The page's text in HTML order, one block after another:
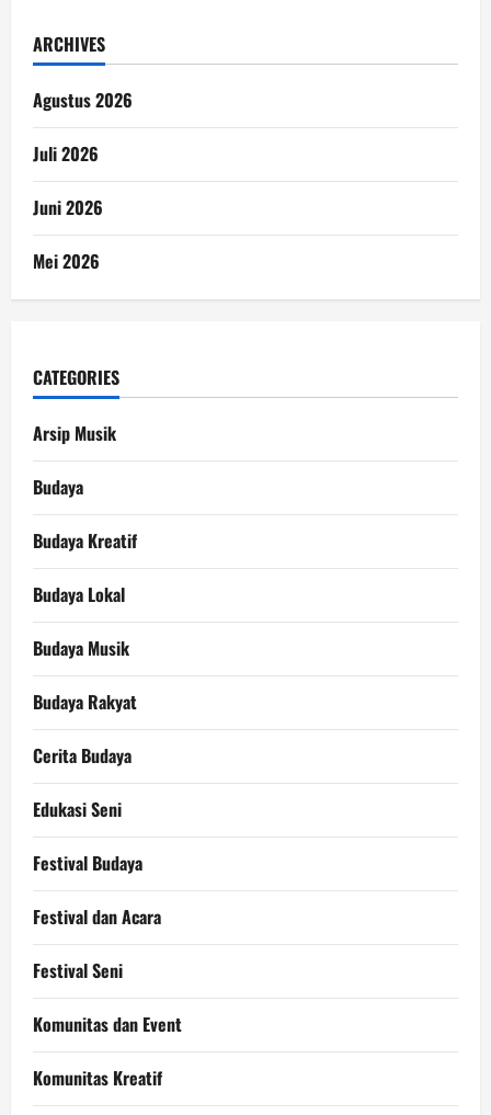
ARCHIVES
Agustus 2026
Juli 2026
Juni 2026
Mei 2026
CATEGORIES
Arsip Musik
Budaya
Budaya Kreatif
Budaya Lokal
Budaya Musik
Budaya Rakyat
Cerita Budaya
Edukasi Seni
Festival Budaya
Festival dan Acara
Festival Seni
Komunitas dan Event
Komunitas Kreatif